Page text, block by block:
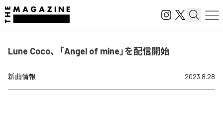
Lune Coco、「Angel of mine」を配信開始
新曲情報 2023.8.28